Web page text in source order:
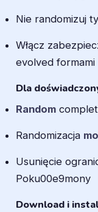
Nie randomizuj
Włącz
evolved formami
Dla
Random
Randomizacja
Usunięcie
Poku00e9mony
Download i